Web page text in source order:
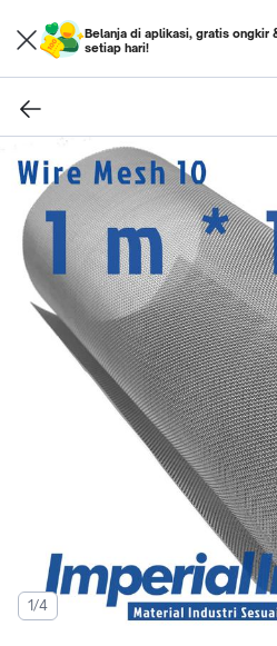
Belanja di aplikasi, gratis ongkir
setiap hari!
1/4